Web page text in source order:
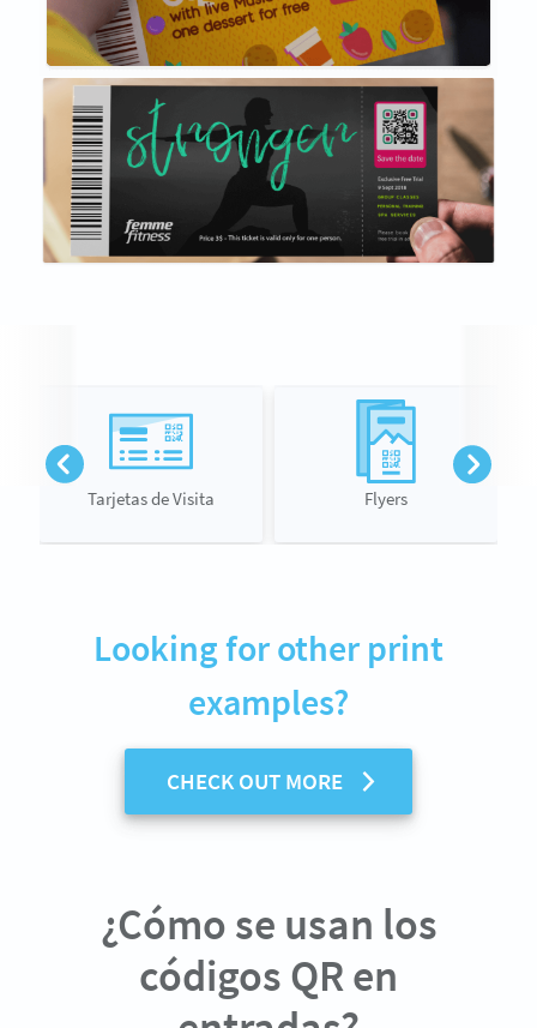
Tarjetas de Visita Flyers
Looking for other print
examples?
CHECK OUT MORE
¿Cómo se usan los
códigos QR en